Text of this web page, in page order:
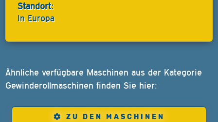
Standort:
In Europa
Ähnliche verfügbare Maschinen aus der Kategorie
Gewinderollmaschinen finden Sie hier:
ZU DEN MASCHINEN